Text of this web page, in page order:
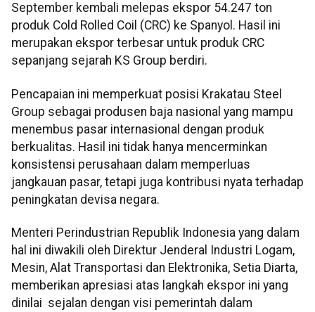
September kembali melepas ekspor 54.247 ton
produk Cold Rolled Coil (CRC) ke Spanyol. Hasil ini
merupakan ekspor terbesar untuk produk CRC
sepanjang sejarah KS Group berdiri.
Pencapaian ini memperkuat posisi Krakatau Steel
Group sebagai produsen baja nasional yang mampu
menembus pasar internasional dengan produk
berkualitas. Hasil ini tidak hanya mencerminkan
konsistensi perusahaan dalam memperluas
jangkauan pasar, tetapi juga kontribusi nyata terhadap
peningkatan devisa negara.
Menteri Perindustrian Republik Indonesia yang dalam
hal ini diwakili oleh Direktur Jenderal Industri Logam,
Mesin, Alat Transportasi dan Elektronika, Setia Diarta,
memberikan apresiasi atas langkah ekspor ini yang
dinilai sejalan dengan visi pemerintah dalam